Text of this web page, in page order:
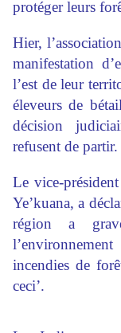
protéger leurs
Hier,
manifestation
l’est de leur
éleveurs de
décision
refusent de partir.
Le vice-
Ye’kuana, a
région a
incendies de
ceci’.